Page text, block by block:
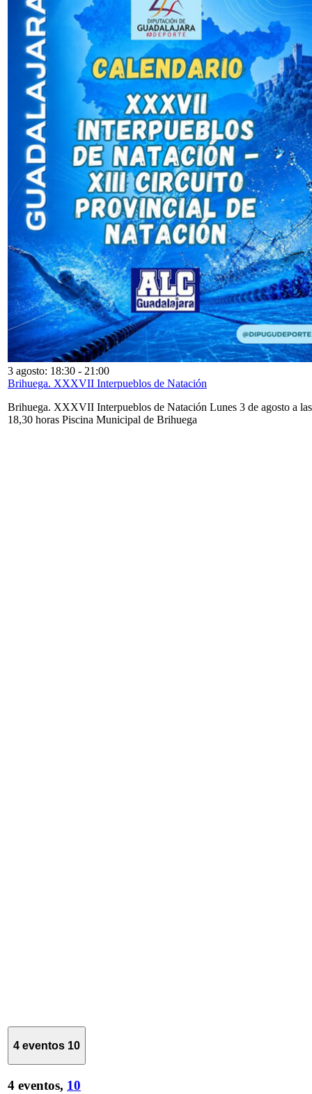
3 agosto: 18:30 - 21:00
Brihuega. XXXVII Interpueblos de Natación
Brihuega. XXXVII Interpueblos de Natación Lunes 3 de agosto a las
18,30 horas Piscina Municipal de Brihuega
4 eventos 10
4 eventos, 10